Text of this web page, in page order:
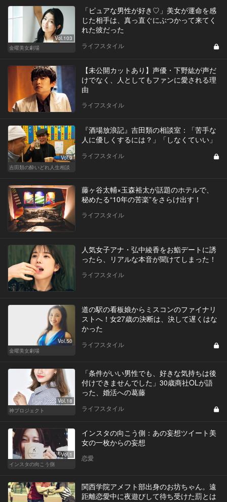
Vol.103
金曜美女劇場
「ピュアな男性が好き♡」美女が運命を感
じた相手は、真っ直ぐにぶつかって来てく
れた彼だった
ライフスタイル
【未公開カットあり】声優・下野紘が声だ
けでなく、人としてもファンに愛される理
由
ライフスタイル
Vol.9
吉田類の酔いどれ人生相談
『酒場放浪記』吉田類の相談室：「苦手な
人に優しくするには？」「しなくていい」
ライフスタイル
藤ヶ谷太輔×玉森裕太が話題のホテルで、
秘めたる“10年の苦楽”をさらけ出す！
ライフスタイル
人気女子アナ・弘中綾香をお鮨デートに誘
ったら、リアルな本音が聞けてしまった！
ライフスタイル
Vol.50
金曜美女劇場
道の駅の看板娘からミスコンのファイナリ
ストへ！女27歳の決断は、決して遅くはな
かった
ライフスタイル
Vol.18
神プロジェクト
「条件がいい男性でも、好きな気持ちは後
付けできませんでした」30歳商社OLが語
った、婚活への葛藤
ライフスタイル
Vol.1
インスタの向こう側
インスタの向こう側：あの妄想ツイート美
女の一枚からの妄想
恋愛
関西学院アメフト部出身のお坊ちゃん。遠
距離恋愛中に夜遊びして待ち受けた罰とは